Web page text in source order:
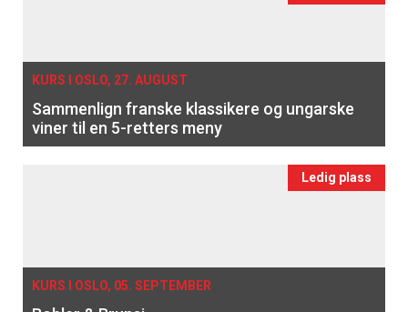
KURS I OSLO, 27. AUGUST
Sammenlign franske klassikere og ungarske
viner til en 5-retters meny
Ledig plass
KURS I OSLO, 05. SEPTEMBER